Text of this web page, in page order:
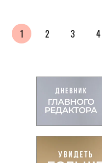
1 2 3 4